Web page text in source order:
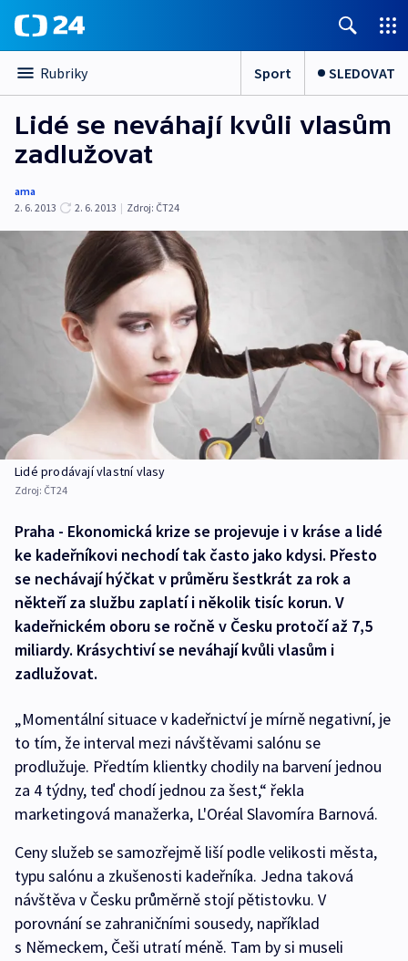
Rubriky Sport SLEDOVAT
Lidé se neváhají kvůli vlasům
zadlužovat
ama
2. 6. 2013
2. 6. 2013 | Zdroj: ČT24
Lidé prodávají vlastní vlasy
Zdroj: ČT24
Praha - Ekonomická krize se projevuje i v kráse a lidé
ke kadeřníkovi nechodí tak často jako kdysi. Přesto
se nechávají hýčkat v průměru šestkrát za rok a
někteří za službu zaplatí i několik tisíc korun. V
kadeřnickém oboru se ročně v Česku protočí až 7,5
miliardy. Krásychtiví se neváhají kvůli vlasům i
zadlužovat.
„Momentální situace v kadeřnictví je mírně negativní, je
to tím, že interval mezi návštěvami salónu se
prodlužuje. Předtím klientky chodily na barvení jednou
za 4 týdny, teď chodí jednou za šest,“ řekla
marketingová manažerka, L'Oréal Slavomíra Barnová.
Ceny služeb se samozřejmě liší podle velikosti města,
typu salónu a zkušenosti kadeřníka. Jedna taková
návštěva v Česku průměrně stojí pětistovku. V
porovnání se zahraničními sousedy, například
s Německem, Češi utratí méně. Tam by si museli